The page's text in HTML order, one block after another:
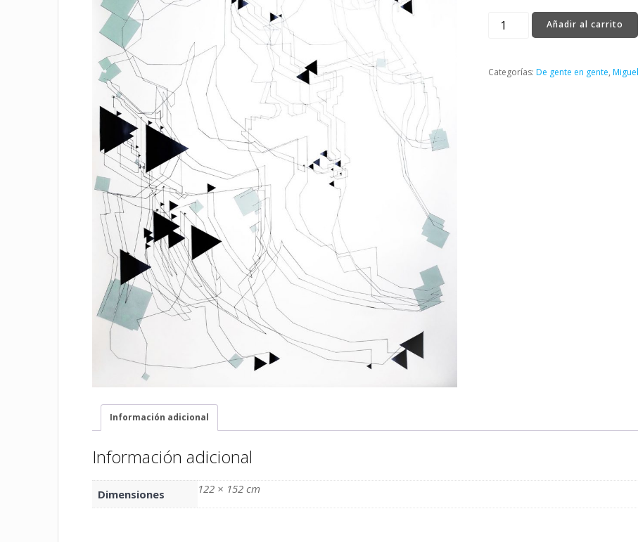
imaginación
es
Añadir al carrito
Categorías: De gente en gente,
Información adicional
Información adicional
Dimensiones 122 × 152 cm